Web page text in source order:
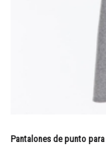
Pantalones de punto